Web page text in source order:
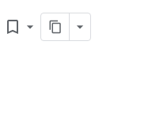
bookmark_border